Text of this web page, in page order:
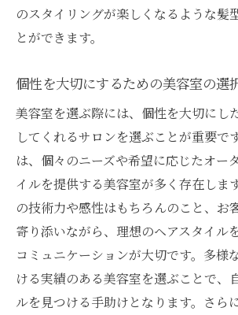
のスタイリングが楽しくなるような髪
とができます。
個性を大切にするための美容室の選
美容室を選ぶ際には、個性を大切にし
してくれるサロンを選ぶことが重要で
は、個々のニーズや希望に応じたオー
イルを提供する美容室が多く存在しま
の技術力や感性はもちろんのこと、お
寄り添いながら、理想のヘアスタイル
コミュニケーションが大切です。多様
ける実績のある美容室を選ぶことで、
ルを見つける手助けとなります。さら